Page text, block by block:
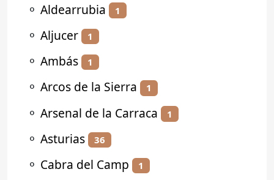
⚬ Aldearrubia 1
⚬ Aljucer 1
⚬ Ambás 1
⚬ Arcos de la Sierra 1
⚬ Arsenal de la Carraca 1
⚬ Asturias 36
⚬ Cabra del Camp 1